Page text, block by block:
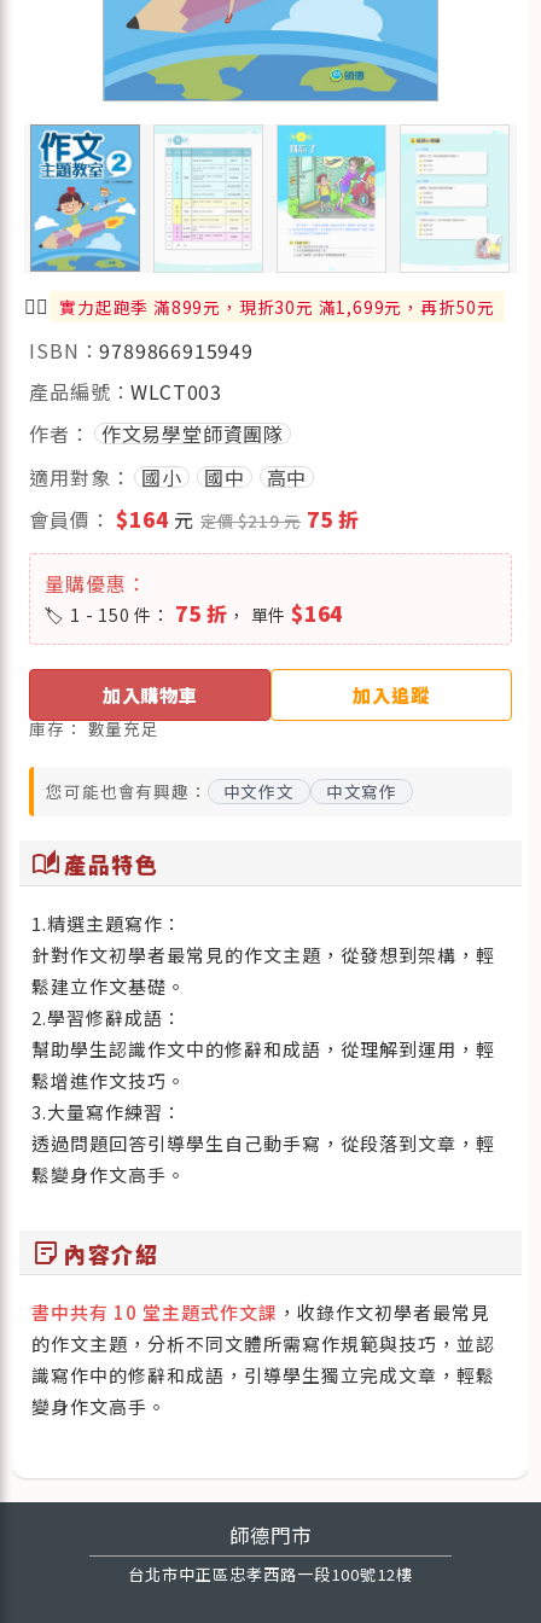
🏃‍♂️ 實力起跑季 滿899元，現折30元 滿1,699元，再折50元
ISBN：9789866915949
產品編號：WLCT003
作者：
作文易學堂師資團隊
適用對象：
國小 國中
高中
會員價： $164 元定價 $219 元 75 折
量購優惠：
1 - 150 件： 75 折 ， 單件$164
加入購物車 加入追蹤
庫存：數量充足
您可能也會有興趣： 中文作文 中文寫作
auto_stories產品特色
1.精選主題寫作：
針對作文初學者最常見的作文主題，從發想到架構，輕
鬆建立作文基礎。
2.學習修辭成語：
幫助學生認識作文中的修辭和成語，從理解到運用，輕
鬆增進作文技巧。
3.大量寫作練習：
透過問題回答引導學生自己動手寫，從段落到文章，輕
鬆變身作文高手。
sticky_note_2 內容介紹
書中共有 10 堂主題式作文課 ，收錄作文初學者最常見
的作文主題，分析不同文體所需寫作規範與技巧，並認
識寫作中的修辭和成語，引導學生獨立完成文章，輕鬆
變身作文高手。
師德門市
台北市中正區忠孝西路一段100號12樓